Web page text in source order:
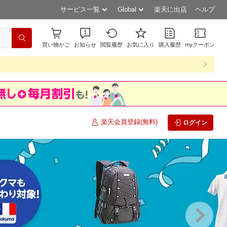
サービス一覧 Global 楽天に出店 ヘルプ
買い物かご お知らせ 閲覧履歴 お気に入り 購入履歴 myクーポン
楽天会員登録(無料) ログイン